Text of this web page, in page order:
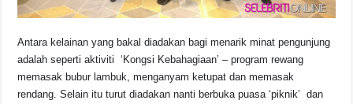
Antara kelainan yang bakal diadakan bagi menarik minat pengunjung
adalah seperti aktiviti ‘Kongsi Kebahagiaan’ – program rewang
memasak bubur lambuk, menganyam ketupat dan memasak
rendang. Selain itu turut diadakan nanti berbuka puasa ‘piknik’ dan